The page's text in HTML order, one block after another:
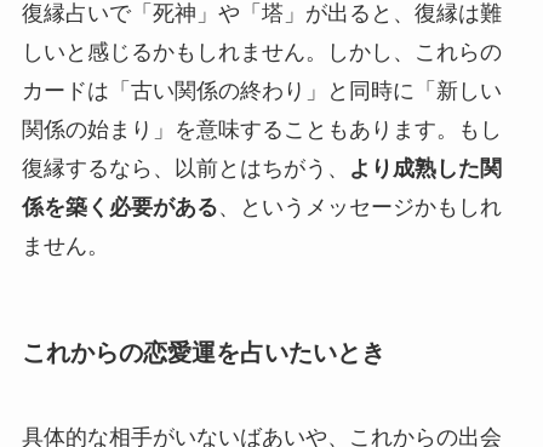
復縁占いで「死神」や「塔」が出ると、復縁は難
しいと感じるかもしれません。しかし、これらの
カードは「古い関係の終わり」と同時に「新しい
関係の始まり」を意味することもあります。もし
復縁するなら、以前とはちがう、
より成熟した関
係を築く必要がある、というメッセージかもしれ
ません。
これからの恋愛運を占いたいとき
具体的な相手がいないばあいや、これからの出会